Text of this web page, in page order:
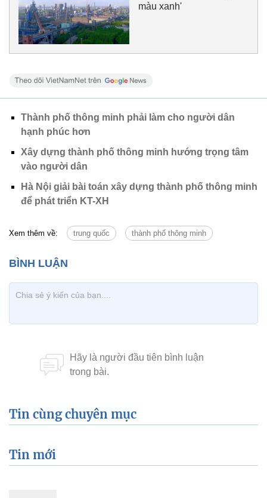
màu xanh'
Thành phố thông minh phải làm cho người dân
hạnh phúc hơn
Xây dựng thành phố thông minh hướng trọng tâm
vào người dân
Hà Nội giải bài toán xây dựng thành phố thông minh
để phát triển KT-XH
Xem thêm về: trung quốc thành phố thông minh
Tin cùng chuyên mục
Tin mới